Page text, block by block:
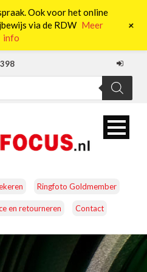
Ringfoto Goldmember
en retourneren Contact
ACCESSOIRES
Ook voor het online
via de RDW Meer
info
+